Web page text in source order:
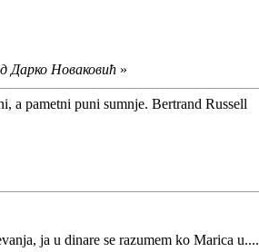
Дарко Новаковић »
a pametni puni sumnje. Bertrand Russell
ja u dinare se razumem ko Marica u....